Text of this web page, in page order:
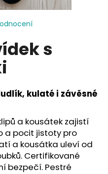
s
kulaté i závěsné
a kousátek zajistí
a pocit jistoty pro
a kousátka uleví od
Certifikované
bezpečí. Pestré